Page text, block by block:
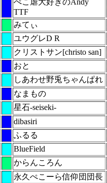
ぺこ虐大好きのAndy
TTF
みてぃ
ユウグレD R
クリストサン[christo san]
おと
しあわせ野兎ちゃんぱれ
なまもの
星石-seiseki-
dibasiri
ふるる
BlueField
からんころん
永久ぺこーら信仰団団長